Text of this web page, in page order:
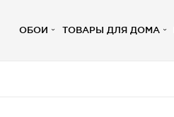
ОБОИ ТОВАРЫ ДЛЯ ДОМА